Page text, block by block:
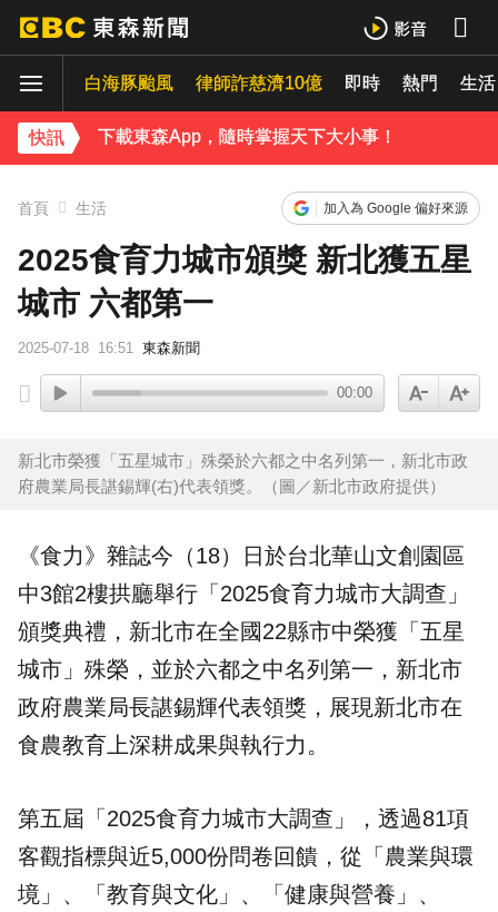
白海豚颱風 律師詐慈濟10億 即時 熱門 生活
快訊
吳東諺結婚10年超寵妻！「主動帶娃」羨煞人妻女星 她認了：心很酸
下載東森App，隨時掌握天下大小事！
才連莊金鐘紅毯主持！夏和熙突曝「像被卡車撞」備賽狂操滿手繭
首頁 生活 加入為 Google 偏好來源
2025食育力城市頒獎 新北獲五星
城市 六都第一
2025-07-18 16:51 東森新聞
00:00
新北市榮獲「五星城市」殊榮於六都之中名列第一，新北市政
府農業局長諶錫輝(右)代表領獎。（圖／新北市政府提供）
《食力》雜誌今（18）日於台北華山文創園區
中3館2樓拱廳舉行「 2025食育力城市大調查 」
頒獎典禮，新北市在全國22縣市中榮獲「 五星
城市 」殊榮，並於六都之中名列第一， 新北市
政府農業局長諶錫輝代表領獎，展現新北市在
食農教育 上深耕成果與執行力。
第五屆「2025食育力城市大調查」，透過81項
客觀指標與近5,000份問卷回饋，從「 農業與環
境 」、「教育與文化」、「健康與營養」、